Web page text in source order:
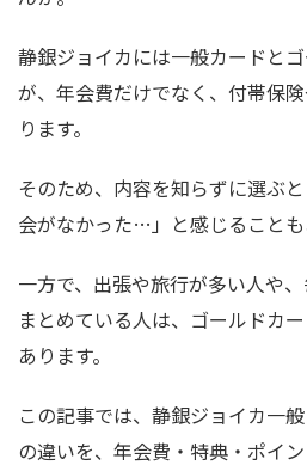
静銀ジョイカには一般カードと
が、年会費だけでなく、付帯保
ります。
そのため、内容を知らずに選ぶ
会がなかった…」と感じることも
一方で、出張や旅行が多い人や
まとめている人は、ゴールドカ
あります。
この記事では、静銀ジョイカ一
の違いを、年会費・特典・ポイ